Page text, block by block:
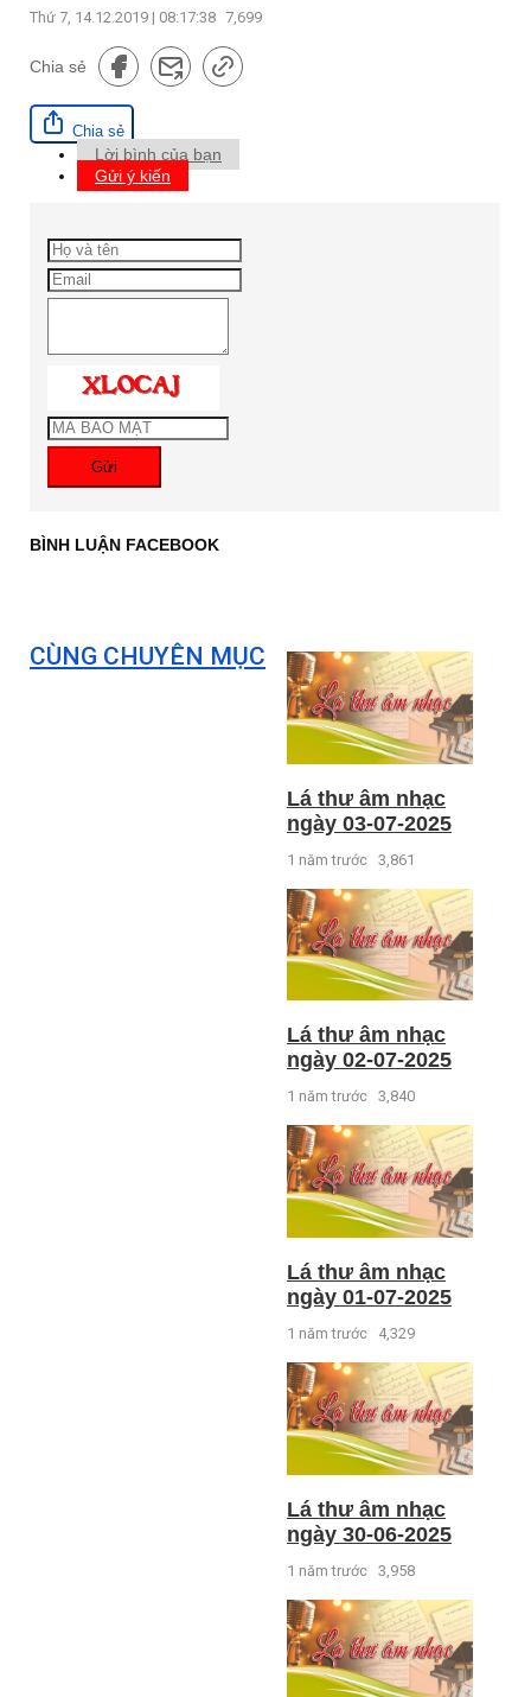
Thứ 7, 14.12.2019 | 08:17:38 7,699
Chia sẻ
Chia sẻ
Lời bình của bạn
Gửi ý kiến
Gửi
BÌNH LUẬN FACEBOOK
CÙNG CHUYÊN MỤC
Lá thư âm nhạc
ngày 03-07-2025
1 năm trước 3,861
Lá thư âm nhạc
ngày 02-07-2025
1 năm trước 3,840
Lá thư âm nhạc
ngày 01-07-2025
1 năm trước 4,329
Lá thư âm nhạc
ngày 30-06-2025
1 năm trước 3,958